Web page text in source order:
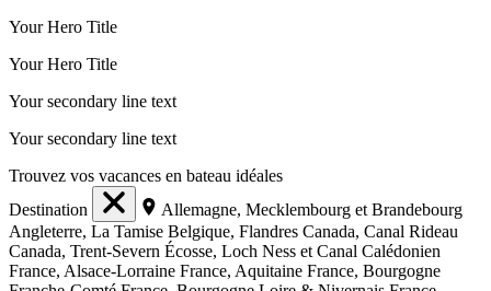
Your Hero Title
Your Hero Title
Your secondary line text
Your secondary line text
Trouvez vos vacances en bateau idéales
Destination
Allemagne, Mecklembourg et Brandebourg
Angleterre, La Tamise Belgique, Flandres Canada, Canal Rideau
Canada, Trent-Severn Écosse, Loch Ness et Canal Calédonien
France, Alsace-Lorraine France, Aquitaine France, Bourgogne